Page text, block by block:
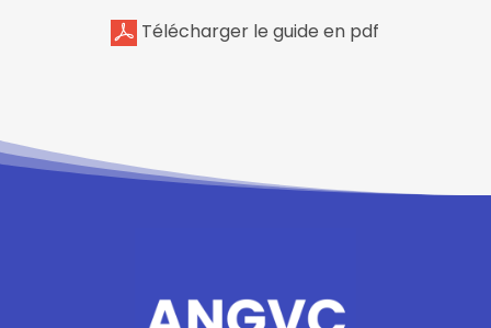
Télécharger le guide en pdf